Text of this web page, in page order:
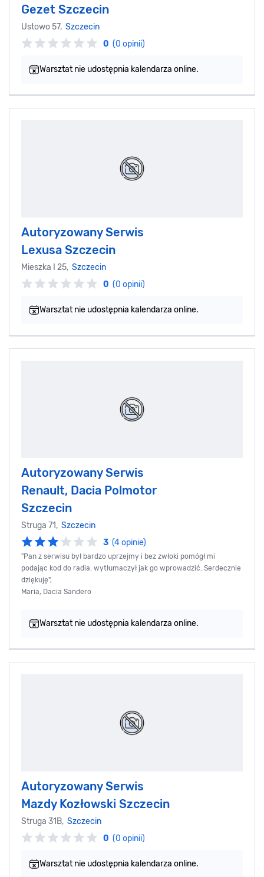
Gezet Szczecin
Ustowo 57, Szczecin
0 (0 opinii)
Warsztat nie udostępnia kalendarza online.
Autoryzowany Serwis
Lexusa Szczecin
Mieszka I 25, Szczecin
0 (0 opinii)
Warsztat nie udostępnia kalendarza online.
Autoryzowany Serwis
Renault, Dacia Polmotor
Szczecin
Struga 71, Szczecin
3 (4 opinie)
"Pan z serwisu był bardzo uprzejmy i bez zwłoki pomógł mi
podając kod do radia. wytłumaczył jak go wprowadzić. Serdecznie
dziękuję",
Maria, Dacia Sandero
Warsztat nie udostępnia kalendarza online.
Autoryzowany Serwis
Mazdy Kozłowski Szczecin
Struga 31B, Szczecin
0 (0 opinii)
Warsztat nie udostępnia kalendarza online.